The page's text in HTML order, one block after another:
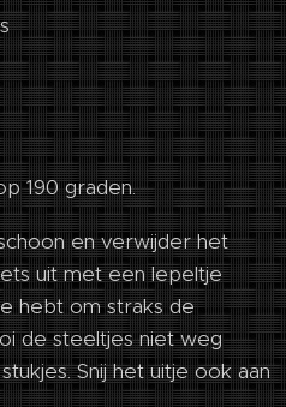
190 graden.
en verwijder het
uit met een lepeltje
hebt om straks de
de steeltjes niet weg
Snij het uitje ook aan